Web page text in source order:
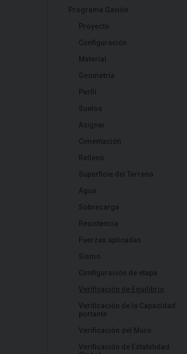
Programa Gavión
Proyecto
Configuración
Material
Geometría
Perfil
Suelos
Asignar
Cimentación
Relleno
Superficie del Terreno
Agua
Sobrecarga
Resistencia
Fuerzas aplicadas
Sismo
Configuración de etapa
Verificación de Equilibrio
Verificación de la Capacidad
portante
Verificación del Muro
Verificación de Estabilidad